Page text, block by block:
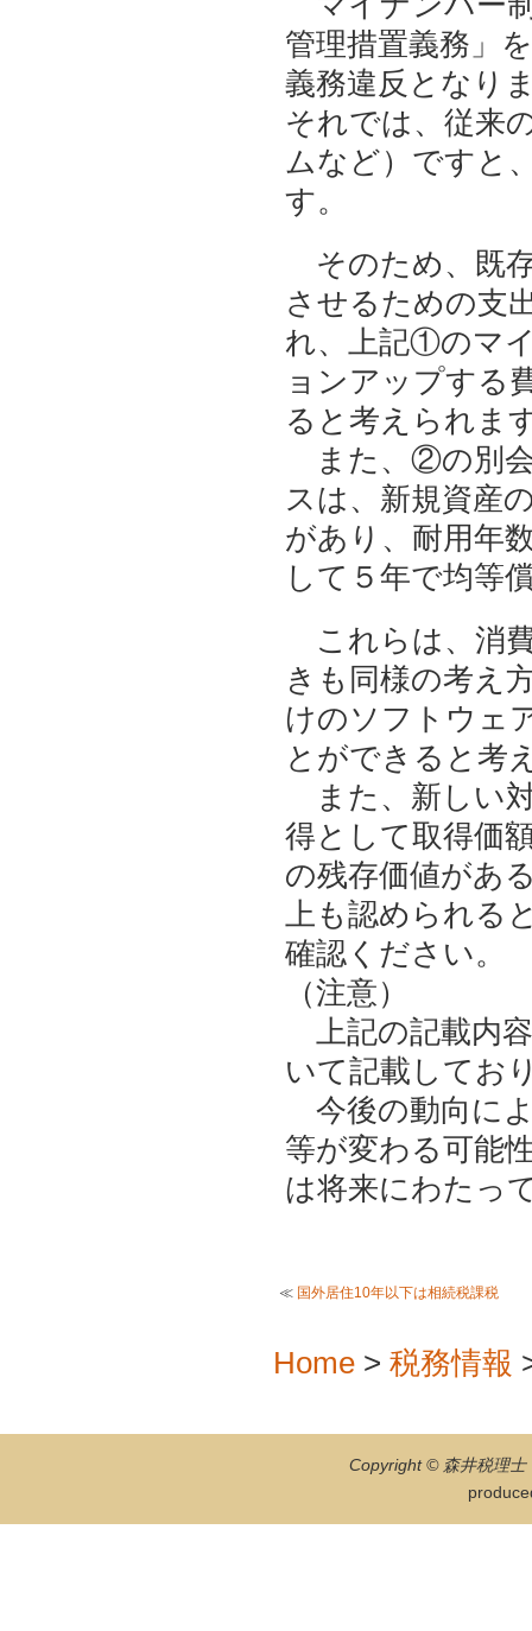
管理措置義務」
義務違反となり
それでは、従来
ムなど）ですと
す。
そのため、既
させるための支
れ、上記①のマ
ョンアップする
ると考えられま
また、②の別会
スは、新規資産
があり、耐用年
して５年で均等
これらは、消
きも同様の考え
けのソフトウェ
とができると考
また、新しい
得として取得価
の残存価値があ
上も認められる
確認ください。
（注意）
上記の記載内
いて記載してお
今後の動向に
等が変わる可能
は将来にわたっ
≪ 国外居住10年以下は相続税課税
Home > 税務情報
Copyright © 森井税理士